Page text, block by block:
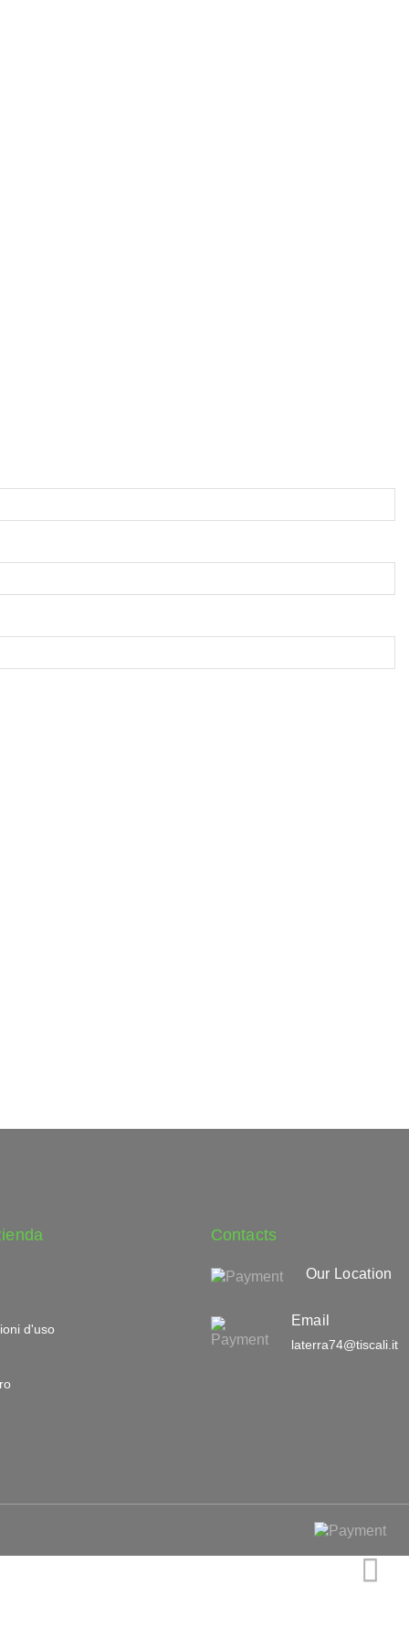
d'uso
Contacts
Our Location
Email
laterra74@tiscali.it